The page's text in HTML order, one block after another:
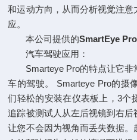
和运动方向，从而分析视觉注
应。
本公司提供的SmartEye
汽车驾驶应用：
Smarteye Pro的特点让它非
车的驾驶。 Smarteye Pro的摄
们轻松的安装在仪表板上，3个
追踪被测试人从左后视镜到右
让您不会因为视角而丢失数据。